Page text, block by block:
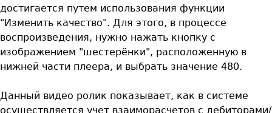
достигается путем использования функции
"Изменить качество". Для этого, в процессе
воспроизведения, нужно нажать кнопку с
изображением "шестерёнки", расположенную в
нижней части плеера, и выбрать значение 480.
Данный видео ролик показывает, как в системе
осуществляется учет взаиморасчетов с дебиторами/